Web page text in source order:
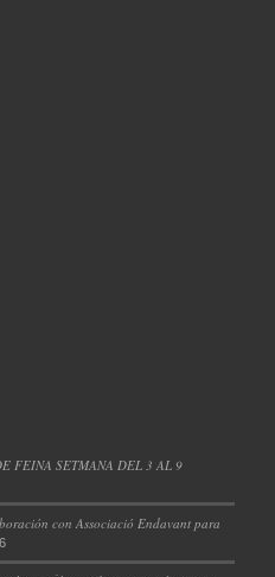
FEINA SETMANA DEL 3 AL 9
con Associació Endavant para